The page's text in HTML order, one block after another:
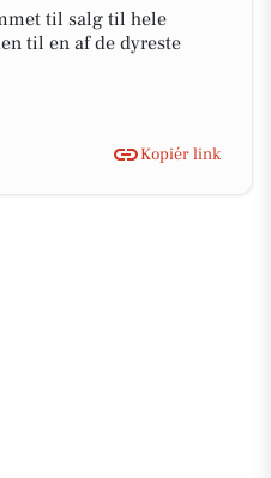
til salg til hele
til en af de dyreste
Kopiér link